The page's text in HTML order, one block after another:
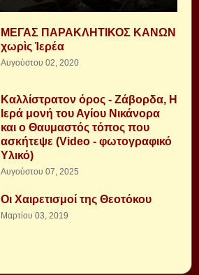
ΜΕΓΑΣ ΠΑΡΑΚΛΗΤΙΚΟΣ ΚΑΝΩΝ
χωρὶς Ἱερέα
Αυγούστου 02, 2020
Καλλίστρατον όρος - Ζάβορδα, Η
Ιερά μονή του Αγίου Νικάνορα
και ο Θαυμαστός τόπος που
ασκήτεψε (Video - φωτογραφικό
Υλικό)
Αυγούστου 07, 2025
Οι Χαιρετισμοί της Θεοτόκου
Μαρτίου 03, 2019